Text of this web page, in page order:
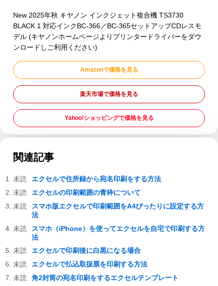
New 2025年秋 キヤノン インクジェット複合機 TS3730
BLACK 1 対応インクBC-366／BC-365セットアップCDレスモ
デル (キヤノンホームページよりプリンタードライバーをダウ
ンロードしご利用ください)
Amazonで価格を見る
楽天市場で価格を見る
Yahoo!ショッピングで価格を見る
関連記事
エクセルで住所録から宛名印刷をする方法
エクセルの印刷範囲の青枠について
スマホ版エクセルで印刷範囲をA4ぴったりに設定する方
法
スマホ（iPhone）を使ってエクセルを自宅で印刷する方
法
エクセルで印刷後に白黒になる場合
エクセルで払込取扱票を印刷する方法
角2封筒の宛名印刷をするエクセルテンプレート